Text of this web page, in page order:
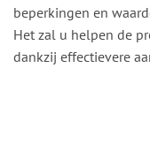
beperkingen en
Het zal u helpen de
dankzij effectievere